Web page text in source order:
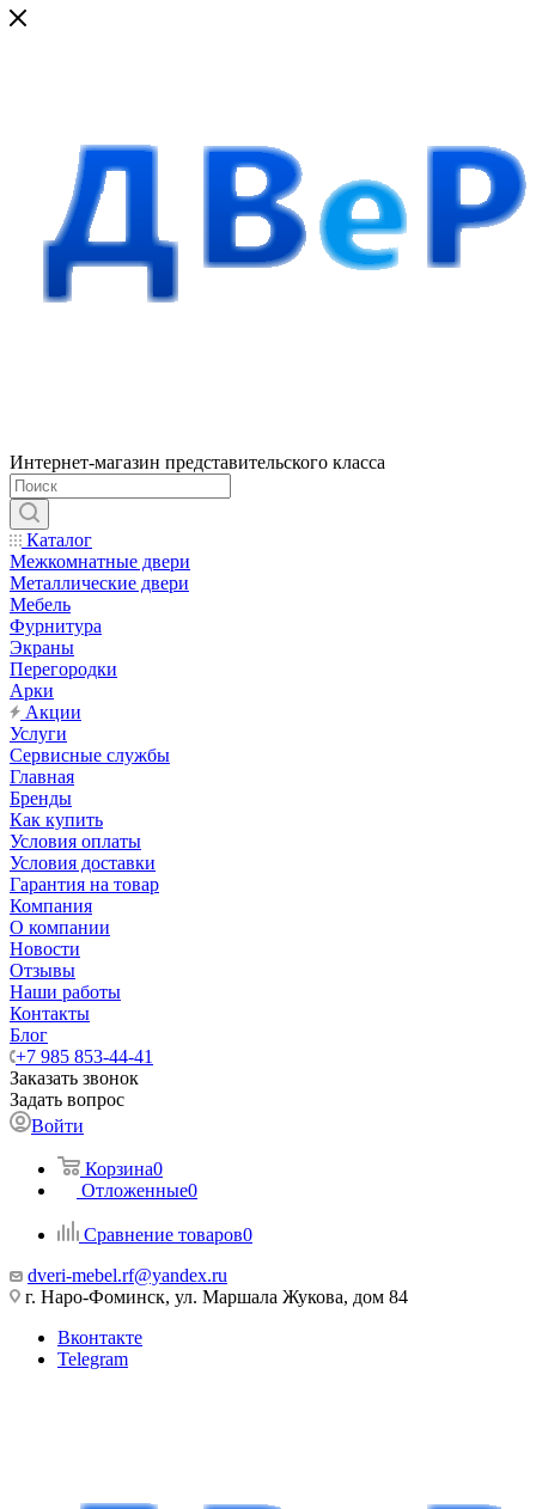
Интернет-магазин представительского класса
Каталог
Межкомнатные двери
Металлические двери
Мебель
Фурнитура
Экраны
Перегородки
Арки
Акции
Услуги
Сервисные службы
Главная
Бренды
Как купить
Условия оплаты
Условия доставки
Гарантия на товар
Компания
О компании
Новости
Отзывы
Наши работы
Контакты
Блог
+7 985 853-44-41
Заказать звонок
Задать вопрос
Войти
Корзина0
Отложенные0
Сравнение товаров0
dveri-mebel.rf@yandex.ru
г. Наро-Фоминск, ул. Маршала Жукова, дом 84
Вконтакте
Telegram